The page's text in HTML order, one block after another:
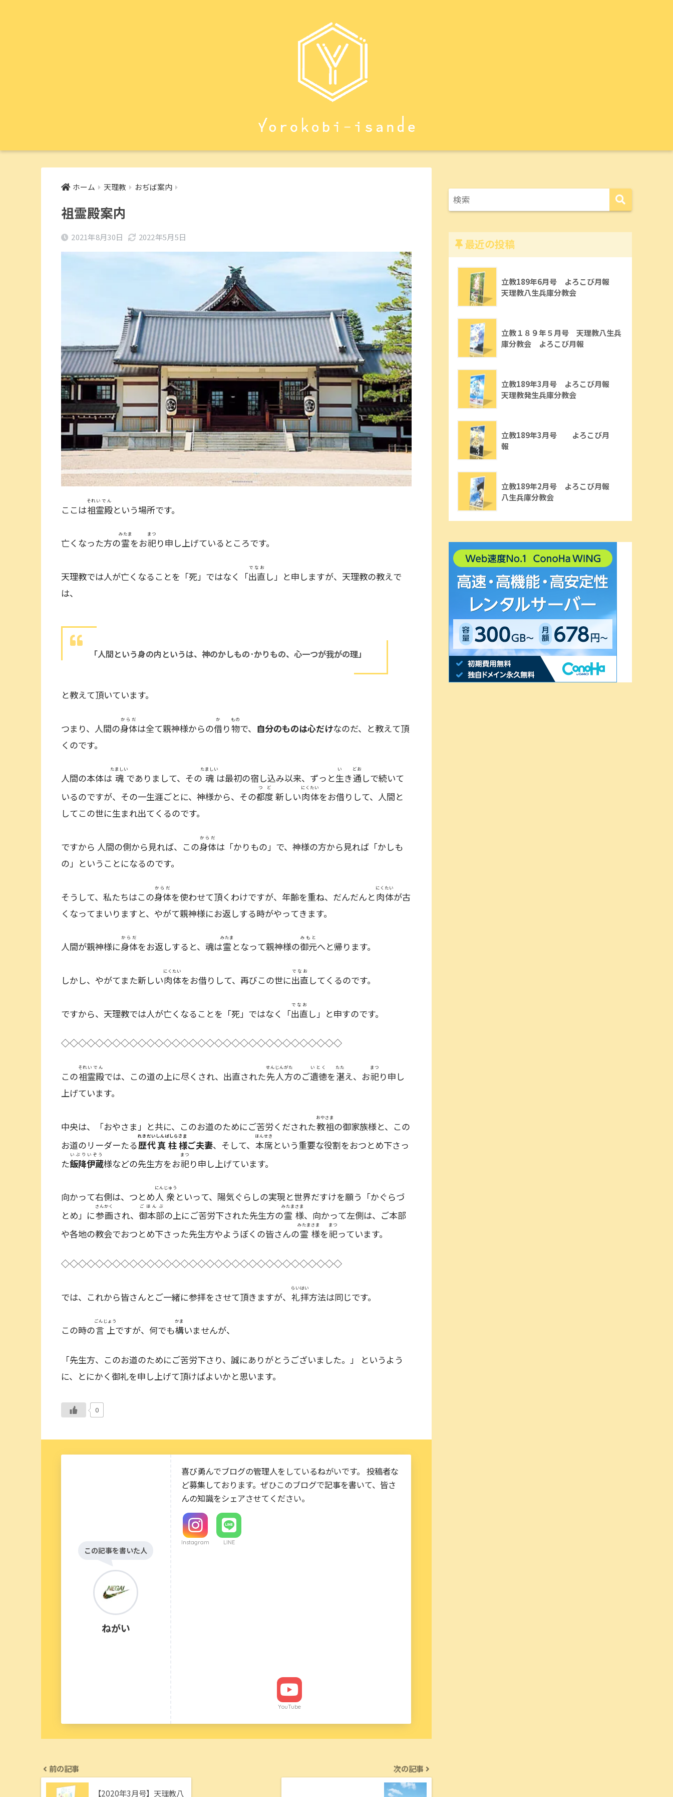
ホーム 天理教 おぢば案内
祖霊殿案内
2021年8月30日 2022年5月5日
ここは祖
それ
霊殿
いでん
という場所です。
亡くなった方の霊
みたま
をお祀
まつ
り申し上げているところです。
天理教では人が亡くなることを「死」ではなく「出直
でなお
し」と申しますが、天理教の教えで
は、
「人間という身の内というは、神のかしもの･かりもの、心一つが我がの理」
と教えて頂いています。
つまり、人間の身体
からだ
は全て親神様からの借
か
り物
もの
で、 自分のものは心だけなのだ、と教えて頂
くのです。
人間の本体は 魂
たましい
でありまして、その 魂
たましい
は最初の宿し込み以来、ずっと生
い
き通
どお
しで続いて
いるのですが、その一生涯ごとに、神様から、その都度
つど
新しい肉体
にくたい
をお借りして、人間と
してこの世に生まれ出てくるのです。
ですから 人間の側から見れば、この身体
からだ
は「かりもの」で、神様の方から見れば「かしも
の」ということになるのです。
そうして、私たちはこの身体
からだ
を使わせて頂くわけですが、年齢を重ね、だんだんと肉体
にくたい
が古
くなってまいりますと、やがて親神様にお返しする時がやってきます。
人間が親神様に身体
からだ
をお返しすると、魂は霊
みたま
となって親神様の御元
みもと
へと帰ります。
しかし、やがてまた新しい肉体
にくたい
をお借りして、再びこの世に出直
でなお
してくるのです。
ですから、天理教では人が亡くなることを「死」ではなく「出直
でなお
し」と申すのです。
◇◇◇◇◇◇◇◇◇◇◇◇◇◇◇◇◇◇◇◇◇◇◇◇◇◇◇◇◇◇◇◇◇
この祖
それ
霊殿
いでん
では、この道の上に尽くされ、出直された先人方
せんじんがた
のご遺徳
いとく
を湛
たた
え、お祀
まつ
り申し
上げています。
中央は、「おやさま」と共に、このお道のためにご苦労くだされた教祖
おやさま
の御家族様と、この
お道のリーダーたる歴代
れきだい
真柱
しんばしら
様
さま
ご夫妻、そして、 本席
ほんせき
という重要な役割をおつとめ下さっ
た飯降伊蔵
いぶりいぞう
様などの先生方をお祀
まつ
り申し上げています。
向かって右側は、つとめ人
にん
衆
じゅう
といって、陽気ぐらしの実現と世界だすけを願う「かぐらづ
とめ」に参画
さんかく
され、 御本部
ごほんぶ
の上にご苦労下された先生方の霊
みたま
様
さま
、向かって左側は、ご本部
や各地の教会でおつとめ下さった先生方やようぼくの皆さんの霊
みたま
様
さま
を祀
まつ
っています。
◇◇◇◇◇◇◇◇◇◇◇◇◇◇◇◇◇◇◇◇◇◇◇◇◇◇◇◇◇◇◇◇◇
では、これから皆さんとご一緒に参拝をさせて頂きますが、 礼拝
らいはい
方法は同じです。
この時の言上
ごんじょう
ですが、何でも構
かま
いませんが、
「先生方、このお道のためにご苦労下さり、誠にありがとうございました。」 というよう
に、とにかく御礼を申し上げて頂けばよいかと思います。
0
この記事を書いた人
ねがい
喜び勇んでブログの管理人をしているねがいです。 投稿者な
ど募集しております。ぜひこのブログで記事を書いて、皆さ
んの知識をシェアさせてください。
Instagram LINE
YouTube
前の記事
【2020年3月号】天理教八
次の記事
最近の投稿
立教189年6月号 よろこび月報
天理教八生兵庫分教会
立教１８９年５月号 天理教八生兵
庫分教会 よろこび月報
立教189年3月号 よろこび月報
天理教発生兵庫分教会
立教189年3月号 よろこび月
報
立教189年2月号 よろこび月報
八生兵庫分教会